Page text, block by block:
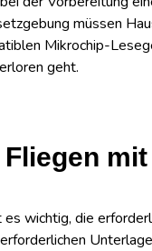
müssen
Mikrochip-
geht.
wichtig, die